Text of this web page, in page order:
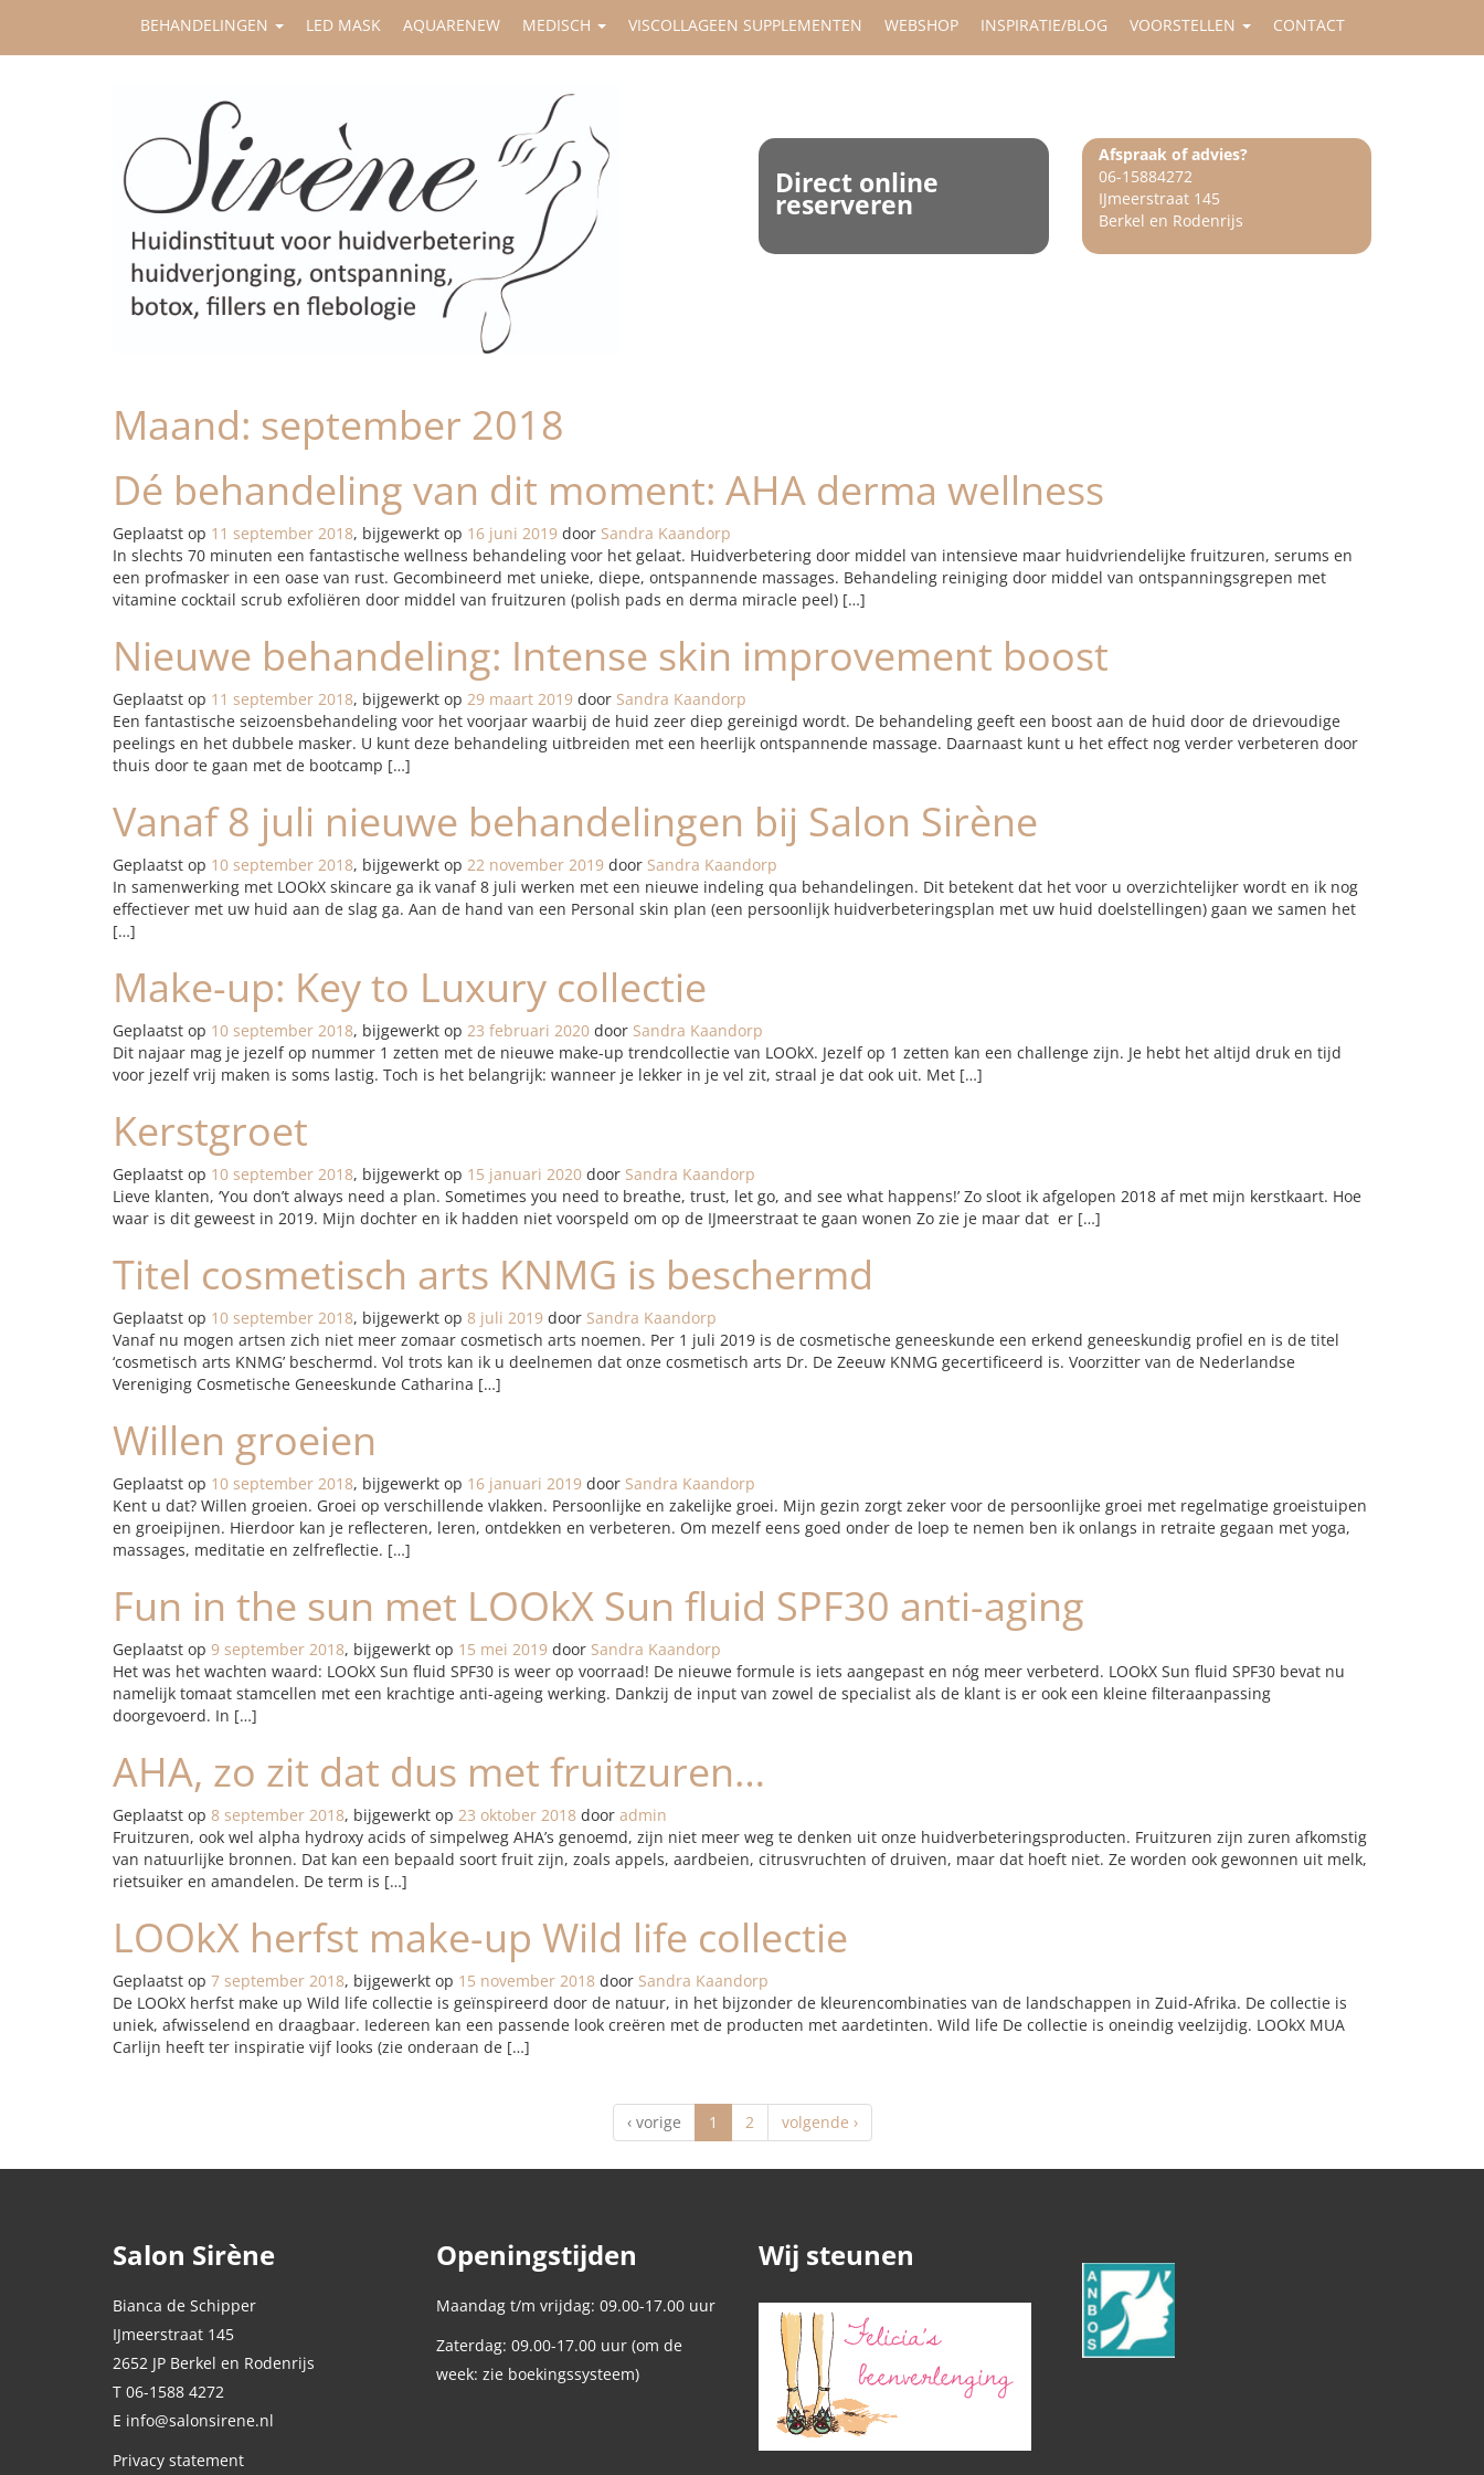
BEHANDELINGEN LED MASK AQUARENEW MEDISCH VISCOLLAGEEN SUPPLEMENTEN WEBSHOP INSPIRATIE/BLOG VOORSTELLEN CONTACT
Direct online
reserveren
Afspraak of advies?
06-15884272
IJmeerstraat 145
Berkel en Rodenrijs
Maand: september 2018
Dé behandeling van dit moment: AHA derma wellness
Geplaatst op 11 september 2018, bijgewerkt op 16 juni 2019 door Sandra Kaandorp
In slechts 70 minuten een fantastische wellness behandeling voor het gelaat. Huidverbetering door middel van intensieve maar huidvriendelijke fruitzuren, serums en
een profmasker in een oase van rust. Gecombineerd met unieke, diepe, ontspannende massages. Behandeling reiniging door middel van ontspanningsgrepen met
vitamine cocktail scrub exfoliëren door middel van fruitzuren (polish pads en derma miracle peel) […]
Nieuwe behandeling: Intense skin improvement boost
Geplaatst op 11 september 2018, bijgewerkt op 29 maart 2019 door Sandra Kaandorp
Een fantastische seizoensbehandeling voor het voorjaar waarbij de huid zeer diep gereinigd wordt. De behandeling geeft een boost aan de huid door de drievoudige
peelings en het dubbele masker. U kunt deze behandeling uitbreiden met een heerlijk ontspannende massage. Daarnaast kunt u het effect nog verder verbeteren door
thuis door te gaan met de bootcamp […]
Vanaf 8 juli nieuwe behandelingen bij Salon Sirène
Geplaatst op 10 september 2018, bijgewerkt op 22 november 2019 door Sandra Kaandorp
In samenwerking met LOOkX skincare ga ik vanaf 8 juli werken met een nieuwe indeling qua behandelingen. Dit betekent dat het voor u overzichtelijker wordt en ik nog
effectiever met uw huid aan de slag ga. Aan de hand van een Personal skin plan (een persoonlijk huidverbeteringsplan met uw huid doelstellingen) gaan we samen het
[…]
Make-up: Key to Luxury collectie
Geplaatst op 10 september 2018, bijgewerkt op 23 februari 2020 door Sandra Kaandorp
Dit najaar mag je jezelf op nummer 1 zetten met de nieuwe make-up trendcollectie van LOOkX. Jezelf op 1 zetten kan een challenge zijn. Je hebt het altijd druk en tijd
voor jezelf vrij maken is soms lastig. Toch is het belangrijk: wanneer je lekker in je vel zit, straal je dat ook uit. Met […]
Kerstgroet
Geplaatst op 10 september 2018, bijgewerkt op 15 januari 2020 door Sandra Kaandorp
Lieve klanten, ‘You don’t always need a plan. Sometimes you need to breathe, trust, let go, and see what happens!’ Zo sloot ik afgelopen 2018 af met mijn kerstkaart. Hoe
waar is dit geweest in 2019. Mijn dochter en ik hadden niet voorspeld om op de IJmeerstraat te gaan wonen Zo zie je maar dat er […]
Titel cosmetisch arts KNMG is beschermd
Geplaatst op 10 september 2018, bijgewerkt op 8 juli 2019 door Sandra Kaandorp
Vanaf nu mogen artsen zich niet meer zomaar cosmetisch arts noemen. Per 1 juli 2019 is de cosmetische geneeskunde een erkend geneeskundig profiel en is de titel
‘cosmetisch arts KNMG’ beschermd. Vol trots kan ik u deelnemen dat onze cosmetisch arts Dr. De Zeeuw KNMG gecertificeerd is. Voorzitter van de Nederlandse
Vereniging Cosmetische Geneeskunde Catharina […]
Willen groeien
Geplaatst op 10 september 2018, bijgewerkt op 16 januari 2019 door Sandra Kaandorp
Kent u dat? Willen groeien. Groei op verschillende vlakken. Persoonlijke en zakelijke groei. Mijn gezin zorgt zeker voor de persoonlijke groei met regelmatige groeistuipen
en groeipijnen. Hierdoor kan je reflecteren, leren, ontdekken en verbeteren. Om mezelf eens goed onder de loep te nemen ben ik onlangs in retraite gegaan met yoga,
massages, meditatie en zelfreflectie. […]
Fun in the sun met LOOkX Sun fluid SPF30 anti-aging
Geplaatst op 9 september 2018, bijgewerkt op 15 mei 2019 door Sandra Kaandorp
Het was het wachten waard: LOOkX Sun fluid SPF30 is weer op voorraad! De nieuwe formule is iets aangepast en nóg meer verbeterd. LOOkX Sun fluid SPF30 bevat nu
namelijk tomaat stamcellen met een krachtige anti-ageing werking. Dankzij de input van zowel de specialist als de klant is er ook een kleine filteraanpassing
doorgevoerd. In […]
AHA, zo zit dat dus met fruitzuren…
Geplaatst op 8 september 2018, bijgewerkt op 23 oktober 2018 door admin
Fruitzuren, ook wel alpha hydroxy acids of simpelweg AHA’s genoemd, zijn niet meer weg te denken uit onze huidverbeteringsproducten. Fruitzuren zijn zuren afkomstig
van natuurlijke bronnen. Dat kan een bepaald soort fruit zijn, zoals appels, aardbeien, citrusvruchten of druiven, maar dat hoeft niet. Ze worden ook gewonnen uit melk,
rietsuiker en amandelen. De term is […]
LOOkX herfst make-up Wild life collectie
Geplaatst op 7 september 2018, bijgewerkt op 15 november 2018 door Sandra Kaandorp
De LOOkX herfst make up Wild life collectie is geïnspireerd door de natuur, in het bijzonder de kleurencombinaties van de landschappen in Zuid-Afrika. De collectie is
uniek, afwisselend en draagbaar. Iedereen kan een passende look creëren met de producten met aardetinten. Wild life De collectie is oneindig veelzijdig. LOOkX MUA
Carlijn heeft ter inspiratie vijf looks (zie onderaan de […]
‹vorige 1
c
u
2 volgende ›
Salon Sirène
Bianca de Schipper
IJmeerstraat 145
2652 JP Berkel en Rodenrijs
T 06-1588 4272
E info@salonsirene.nl
Privacy statement
Openingstijden
Maandag t/m vrijdag: 09.00-17.00 uur
Zaterdag: 09.00-17.00 uur (om de
week: zie boekingssysteem)
Wij steunen